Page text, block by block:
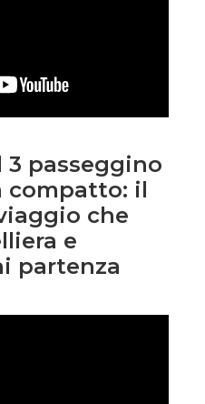
3 passeggino
compatto: il
che
e
partenza